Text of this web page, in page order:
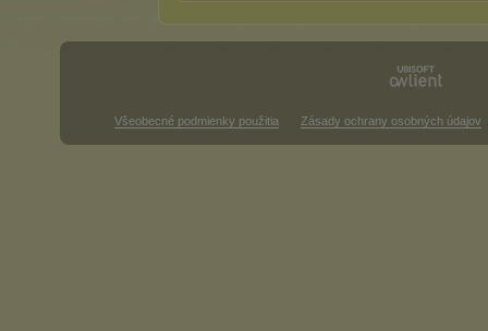
Všeobecné podmienky použitia Zásady ochrany osobných údajov